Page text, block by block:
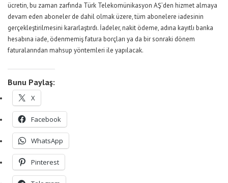
ücretin, bu zaman zarfında Türk Telekomünikasyon AŞ’den hizmet almaya
devam eden aboneler de dahil olmak üzere, tüm abonelere iadesinin
gerçekleştirilmesini kararlaştırdı. İadeler, nakit ödeme, adına kayıtlı banka
hesabına iade, ödenmemiş fatura borçları ya da bir sonraki dönem
faturalarından mahsup yöntemleri ile yapılacak.
Bunu Paylaş:
X
Facebook
WhatsApp
Pinterest